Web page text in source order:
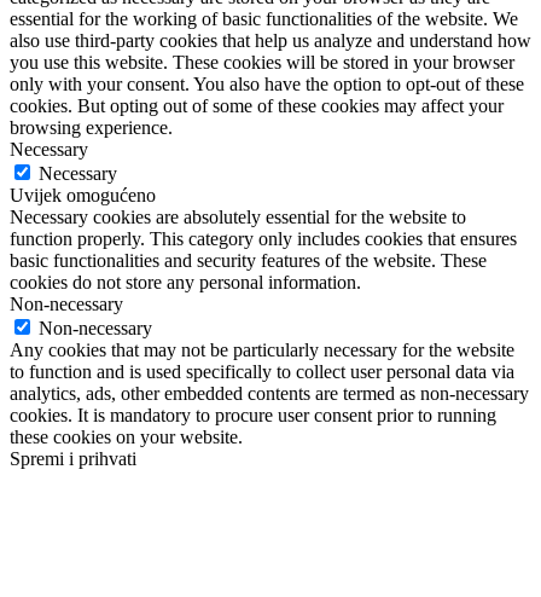
essential for the working of basic functionalities of the website. We
also use third-party cookies that help us analyze and understand how
you use this website. These cookies will be stored in your browser
only with your consent. You also have the option to opt-out of these
cookies. But opting out of some of these cookies may affect your
browsing experience.
Necessary
Necessary
Uvijek omogućeno
Necessary cookies are absolutely essential for the website to
function properly. This category only includes cookies that ensures
basic functionalities and security features of the website. These
cookies do not store any personal information.
Non-necessary
Non-necessary
Any cookies that may not be particularly necessary for the website
to function and is used specifically to collect user personal data via
analytics, ads, other embedded contents are termed as non-necessary
cookies. It is mandatory to procure user consent prior to running
these cookies on your website.
Spremi i prihvati